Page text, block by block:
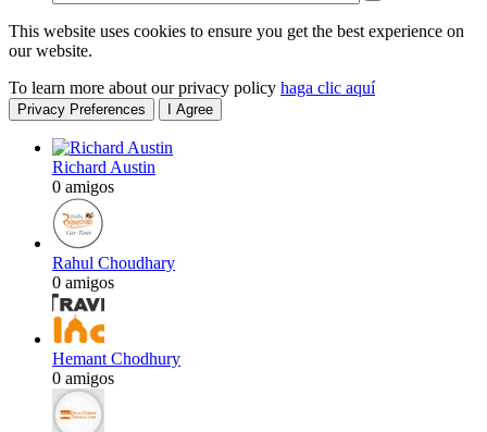
This website uses cookies to ensure you get the best experience on
our website.
To learn more about our privacy policy haga clic aquí
Privacy Preferences I Agree
Richard Austin
0 amigos
Rahul Choudhary
0 amigos
Hemant Chodhury
0 amigos